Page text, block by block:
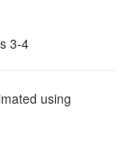
3-4
using